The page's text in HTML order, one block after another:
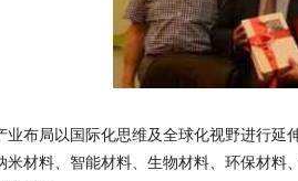
布局以国际化思维及全球化视野进行
材料、智能材料、生物材料、环保材